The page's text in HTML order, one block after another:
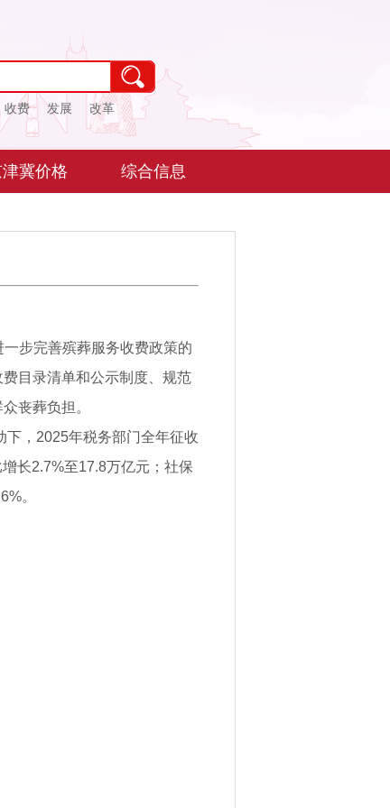
收费 发展 改革
冀价格 综合信息
步完善殡葬服务收费政策的
目录清单和公示制度、规范
丧葬负担。
下，2025年税务部门全年征收
长2.7%至17.8万亿元；社保
。